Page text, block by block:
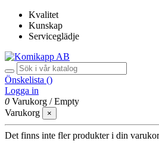
Kvalitet
Kunskap
Serviceglädje
Önskelista ()
Logga in
0 Varukorg /Empty
Varukorg
×
Det finns inte fler produkter i din